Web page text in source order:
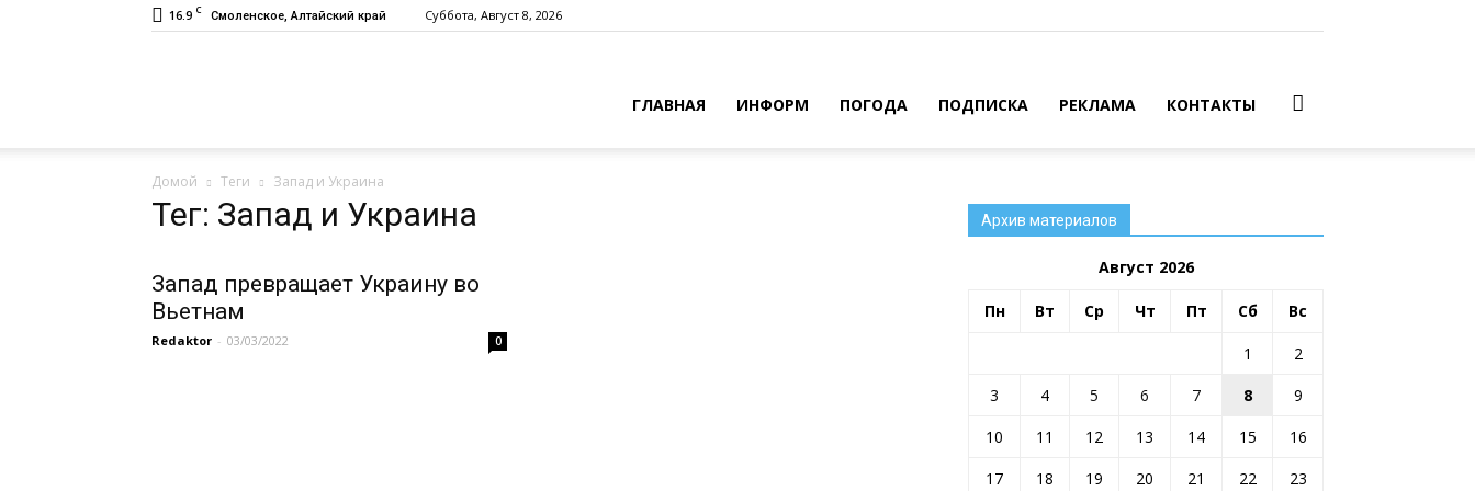
16.9 C Смоленское, Алтайский край Суббота, Август 8, 2026
«Заря»
ГЛАВНАЯ ИНФОРМ ПОГОДА ПОДПИСКА РЕКЛАМА КОНТАКТЫ
Домой Теги Запад и Украина
Тег: Запад и Украина
Запад превращает Украину во
Вьетнам
Redaktor - 03/03/2022 0
Архив материалов
Август 2026
Пн Вт Ср Чт Пт Сб Вс
1
2
3
4 5 6 7 8
9
10
11 12 13 14 15
16
17
18 19 20 21 22
23